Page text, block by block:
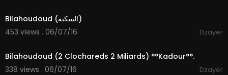
Bilahoudoud (السكنة)
453 views . 06/07/16
Dzayer
Bilahoudoud (2 Clochareds 2 Miliards) °°Kadour°°.
338 views . 06/07/16
Dzayer